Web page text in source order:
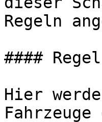
Regeln
####
Hier